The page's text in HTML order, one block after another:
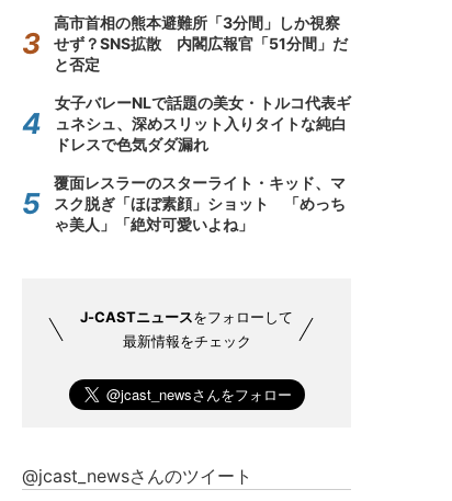
高市首相の熊本避難所「3分間」しか視察
せず？SNS拡散 内閣広報官「51分間」だ
と否定
女子バレーNLで話題の美女・トルコ代表ギ
ュネシュ、深めスリット入りタイトな純白
ドレスで色気ダダ漏れ
覆面レスラーのスターライト・キッド、マ
スク脱ぎ「ほぼ素顔」ショット 「めっち
ゃ美人」「絶対可愛いよね」
J-CASTニュースをフォローして
最新情報をチェック
@jcast_newsさんのツイート